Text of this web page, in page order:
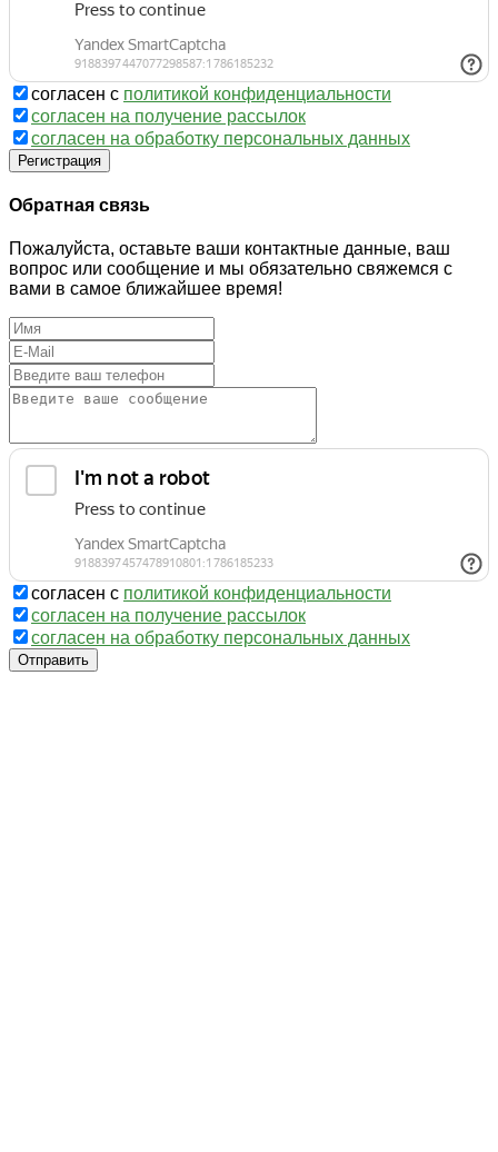
согласен с политикой конфиденциальности
согласен на получение рассылок
согласен на обработку персональных данных
Регистрация
Обратная связь
Пожалуйста, оставьте ваши контактные данные, ваш
вопрос или сообщение и мы обязательно свяжемся с
вами в самое ближайшее время!
согласен с политикой конфиденциальности
согласен на получение рассылок
согласен на обработку персональных данных
Отправить